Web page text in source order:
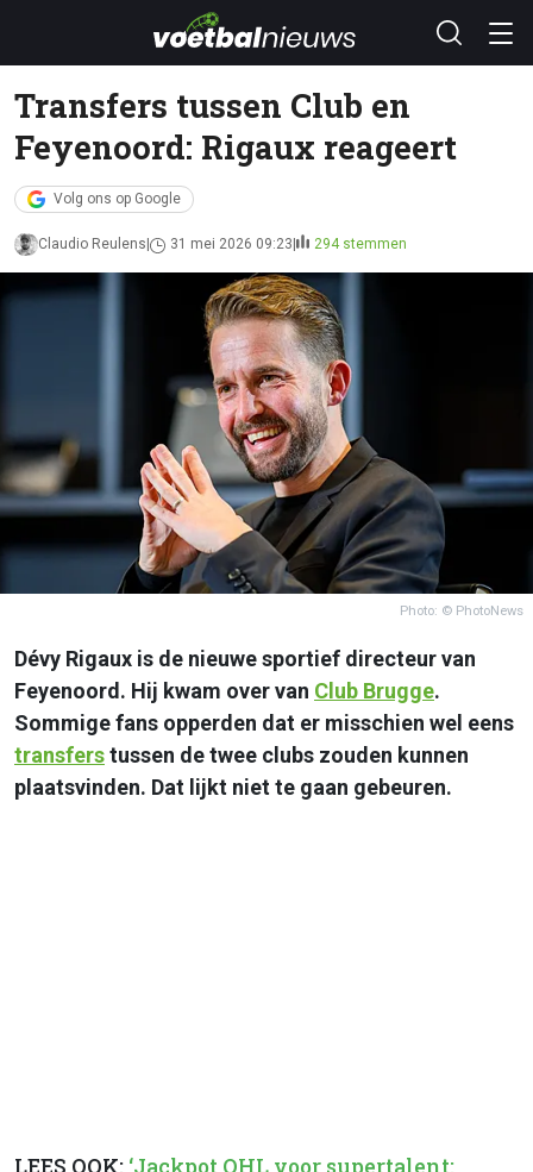
Transfers tussen Club en
Feyenoord: Rigaux reageert
Volg ons op Google
Claudio Reulens 31 mei 2026 09:23 294 stemmen
Photo: © PhotoNews
Dévy Rigaux is de nieuwe sportief directeur van
Feyenoord. Hij kwam over van Club Brugge.
Sommige fans opperden dat er misschien wel eens
transferstussen de twee clubs zouden kunnen
plaatsvinden. Dat lijkt niet te gaan gebeuren.